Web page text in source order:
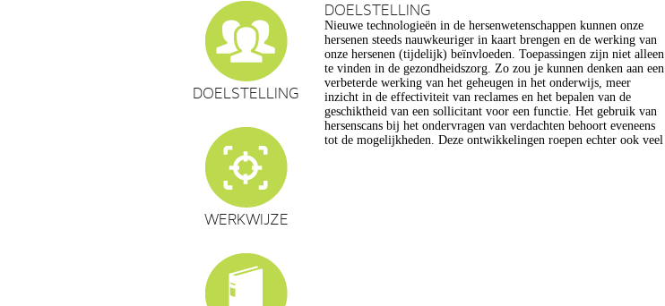
DOELSTELLING
WERKWIJZE
DOELSTELLING
Nieuwe technologieën in de hersenwetenschappen kunnen onze
hersenen steeds nauwkeuriger in kaart brengen en de werking van
onze hersenen (tijdelijk) beïnvloeden. Toepassingen zijn niet alleen
te vinden in de gezondheidszorg. Zo zou je kunnen denken aan een
verbeterde werking van het geheugen in het onderwijs, meer
inzicht in de effectiviteit van reclames en het bepalen van de
geschiktheid van een sollicitant voor een functie. Het gebruik van
hersenscans bij het ondervragen van verdachten behoort eveneens
tot de mogelijkheden. Deze ontwikkelingen roepen echter ook veel
vragen op, onder meer op het gebied van de ethiek (recht op
privacy, gelijkheid, stigmatisering), volksgezondheid (veiligheid)
en veranderingen in ons normen en waarden stelsel. De beoogde
commerciële toepassing van een aantal van deze technologieën is
een extra reden voor zorg. Het doel van dit project is om een
maatschappelijk verantwoorde ontwikkeling van technologieën in
de hersenwetenschappen te realiseren, met een focus op